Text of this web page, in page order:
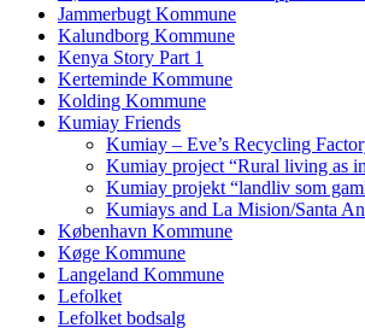
Jammerbugt Kommune
Kalundborg Kommune
Kenya Story Part 1
Kerteminde Kommune
Kolding Kommune
Kumiay Friends
Kumiay – Eve’s Recycling
Kumiay project “Rural living as
Kumiay projekt “landliv som
Kumiays and La Mision/Santa
København Kommune
Køge Kommune
Langeland Kommune
Lefolket
Lefolket bodsalg